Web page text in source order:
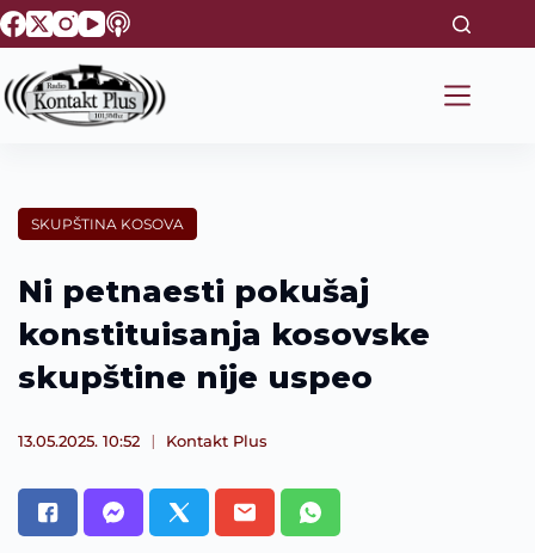
S
k
p
t
e
t
SKUPŠTINA KOSOVA
Ni petnaesti pokušaj
konstituisanja kosovske
skupštine nije uspeo
13.05.2025. 10:52 Kontakt Plus